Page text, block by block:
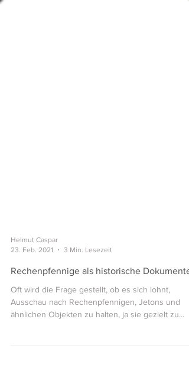
Helmut Caspar
Rechenpfennige als historische Dokumente
Oft wird die Frage gestellt, ob es sich lohnt,